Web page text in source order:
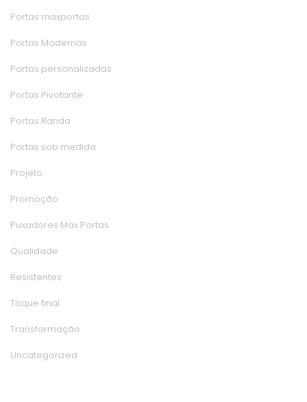
Portas maxporta
Portas Moderna
Portas personalizada
Portas Pivotante
Portas Randa
Portas sob medida
Projeto
Promoção
Puxadores Max Porta
Qualidade
Resistente
Toque final
Transformação
Uncategorized